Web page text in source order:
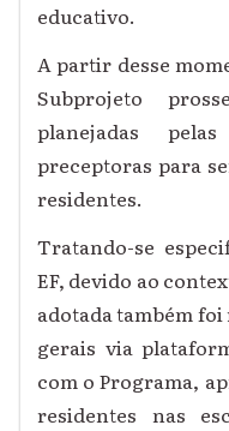
educativo.
A partir desse
Subprojeto
planejadas
preceptoras para
residentes.
Tratando-se
EF, devido ao
adotada também
gerais via
com o Programa,
residentes nas